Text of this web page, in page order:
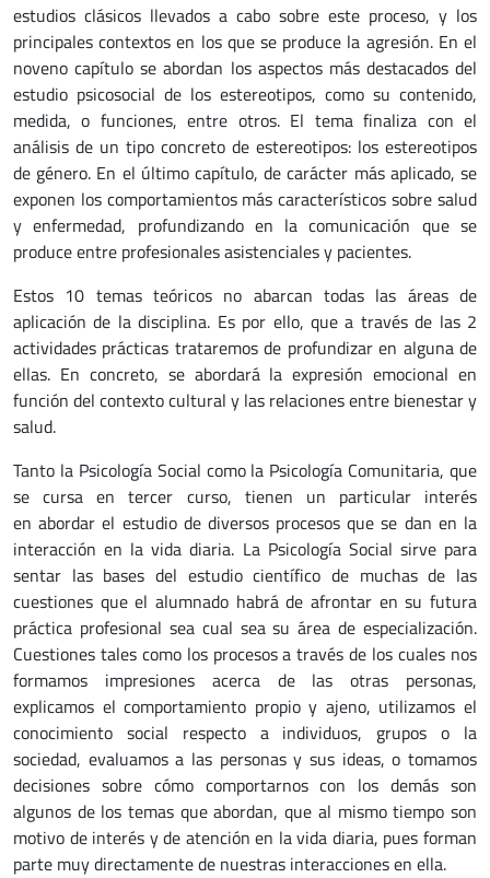
estudios clásicos llevados a cabo sobre este proceso, y los
principales contextos en los que se produce la agresión. En el
noveno capítulo se abordan los aspectos más destacados del
estudio psicosocial de los estereotipos, como su contenido,
medida, o funciones, entre otros. El tema finaliza con el
análisis de un tipo concreto de estereotipos: los estereotipos
de género. En el último capítulo, de carácter más aplicado, se
exponen los comportamientos más característicos sobre salud
y enfermedad, profundizando en la comunicación que se
produce entre profesionales asistenciales y pacientes.
Estos 10 temas teóricos no abarcan todas las áreas de
aplicación de la disciplina. Es por ello, que a través de las 2
actividades prácticas trataremos de profundizar en alguna de
ellas. En concreto, se abordará la expresión emocional en
función del contexto cultural y las relaciones entre bienestar y
salud.
Tanto la Psicología Social como la Psicología Comunitaria, que
se cursa en tercer curso, tienen un particular interés
en abordar el estudio de diversos procesos que se dan en la
interacción en la vida diaria. La Psicología Social sirve para
sentar las bases del estudio científico de muchas de las
cuestiones que el alumnado habrá de afrontar en su futura
práctica profesional sea cual sea su área de especialización.
Cuestiones tales como los procesos a través de los cuales nos
formamos impresiones acerca de las otras personas,
explicamos el comportamiento propio y ajeno, utilizamos el
conocimiento social respecto a individuos, grupos o la
sociedad, evaluamos a las personas y sus ideas, o tomamos
decisiones sobre cómo comportarnos con los demás son
algunos de los temas que abordan, que al mismo tiempo son
motivo de interés y de atención en la vida diaria, pues forman
parte muy directamente de nuestras interacciones en ella.